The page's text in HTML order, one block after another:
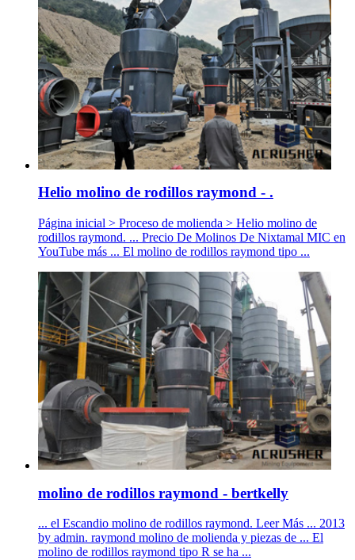
Helio molino de rodillos raymond - .
Página inicial > Proceso de molienda > Helio molino de
rodillos raymond. ... Precio De Molinos De Nixtamal MIC en
YouTube más ... El molino de rodillos raymond tipo ...
molino de rodillos raymond - bertkelly
... el Escandio molino de rodillos raymond. Leer Más ... 2013
by admin. raymond molino de molienda y piezas de ... El
molino de rodillos raymond tipo R se ha ...